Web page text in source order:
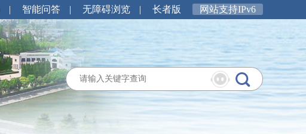
| 智能问答 | 无障碍浏览 | 长者版 网站支持IPv6